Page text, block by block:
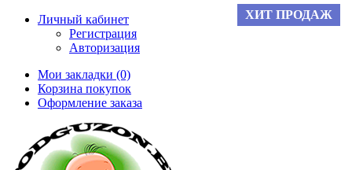
Личный кабинет
Регистрация
Авторизация
Мои закладки (0)
Корзина покупок
Оформление заказа
ХИТ ПРОДАЖ